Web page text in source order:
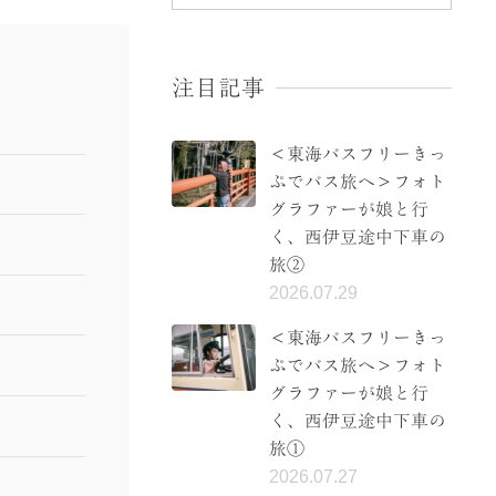
注目記事
＜東海バスフリーきっ
ぷでバス旅へ＞フォト
グラファーが娘と行
く、西伊豆途中下車の
旅②
2026.07.29
＜東海バスフリーきっ
ぷでバス旅へ＞フォト
グラファーが娘と行
く、西伊豆途中下車の
旅①
2026.07.27